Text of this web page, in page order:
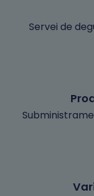
Servei de